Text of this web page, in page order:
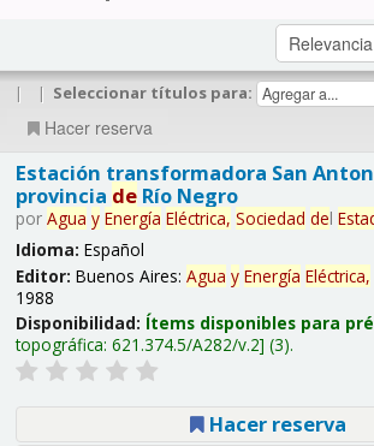
| | Seleccionar títulos para:
Hacer reserva
Estación transformadora San
provincia deRío Negro
por Agua y Energía Eléctrica, Sociedad del
Idioma: Español
Editor: Buenos Aires: Agua y Energía Eléctrica,
1988
Disponibilidad: Ítems disponibles para
topográfica: 621.374.5/A282/v.2 (3).
Hacer reserva